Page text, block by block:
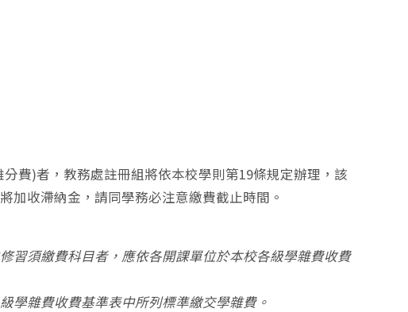
費)者，教務處註冊組將依本校學則第19條規定辦理，該
加收滯納金，請同學務必注意繳費截止時間。
習須繳費科目者，應依各開課單位於本校各級學雜費收費
學雜費收費基準表中所列標準繳交學雜費。